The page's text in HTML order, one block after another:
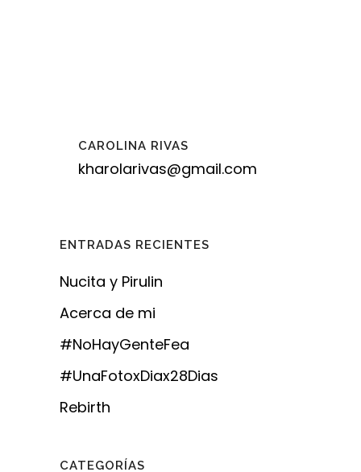
CAROLINA RIVAS
kharolarivas@gmail.com
ENTRADAS RECIENTES
Nucita y Pirulin
Acerca de mi
#NoHayGenteFea
#UnaFotoxDiax28Dias
Rebirth
CATEGORÍAS